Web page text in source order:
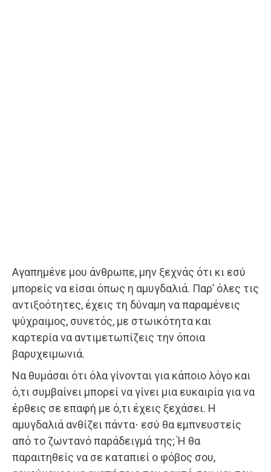
Αγαπημένε μου άνθρωπε, μην ξεχνάς ότι κι εσύ
μπορείς να είσαι όπως η αμυγδαλιά. Παρ’ όλες τις
αντιξοότητες, έχεις τη δύναμη να παραμένεις
ψύχραιμος, συνετός, με στωικότητα και
καρτερία να αντιμετωπίζεις την όποια
βαρυχειμωνιά.
Να θυμάσαι ότι όλα γίνονται για κάποιο λόγο και
ό,τι συμβαίνει μπορεί να γίνει μια ευκαιρία για να
έρθεις σε επαφή με ό,τι έχεις ξεχάσει. Η
αμυγδαλιά ανθίζει πάντα⋅ εσύ θα εμπνευστείς
από το ζωντανό παράδειγμά της; Ή θα
παραιτηθείς να σε καταπιεί ο φόβος σου,